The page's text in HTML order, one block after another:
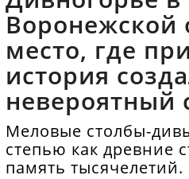
Воронежской
место, где
история
невероятный
Меловые столбы-
степью как древние
память тысячелетий.